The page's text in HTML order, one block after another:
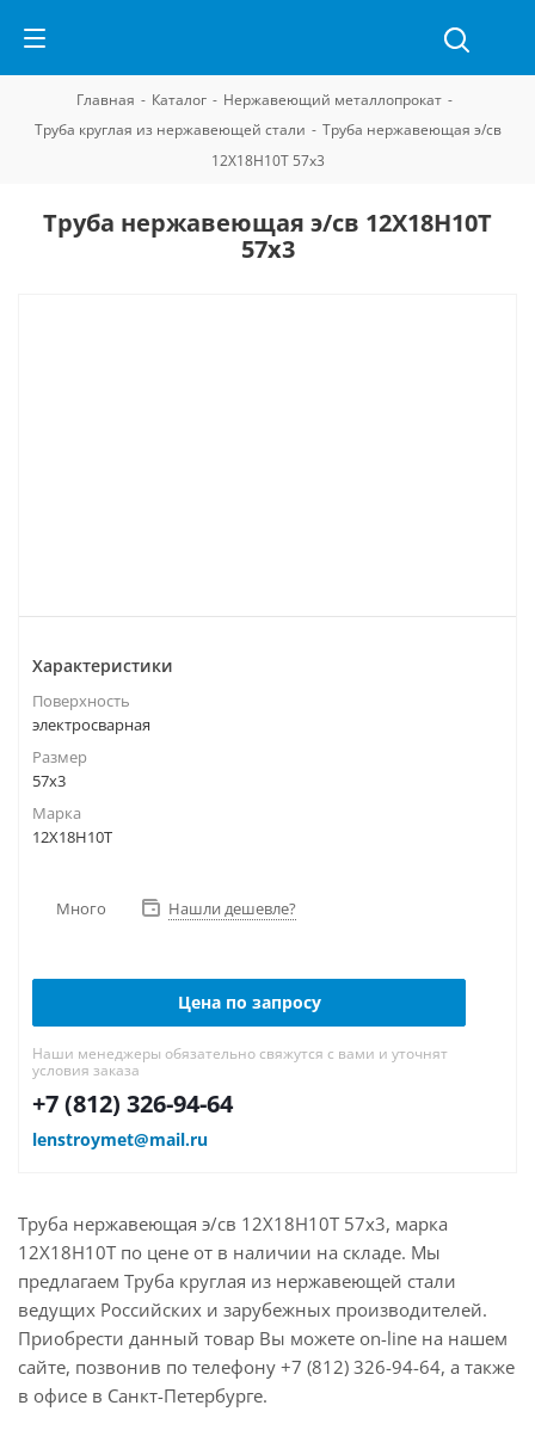
Главная - Каталог - Нержавеющий металлопрокат -
Труба круглая из нержавеющей стали - Труба нержавеющая э/св
12Х18Н10Т 57х3
Труба нержавеющая э/св 12Х18Н10Т
57х3
Характеристики
Поверхность
электросварная
Размер
57х3
Марка
12Х18Н10Т
Много Нашли дешевле?
Цена по запросу
Наши менеджеры обязательно свяжутся с вами и уточнят
условия заказа
+7 (812) 326-94-64
lenstroymet@mail.ru
Труба нержавеющая э/св 12Х18Н10Т 57х3, марка
12Х18Н10Т по цене от в наличии на складе. Мы
предлагаем Труба круглая из нержавеющей стали
ведущих Российских и зарубежных производителей.
Приобрести данный товар Вы можете on-line на нашем
сайте, позвонив по телефону +7 (812) 326-94-64, а также
в офисе в Санкт-Петербурге.